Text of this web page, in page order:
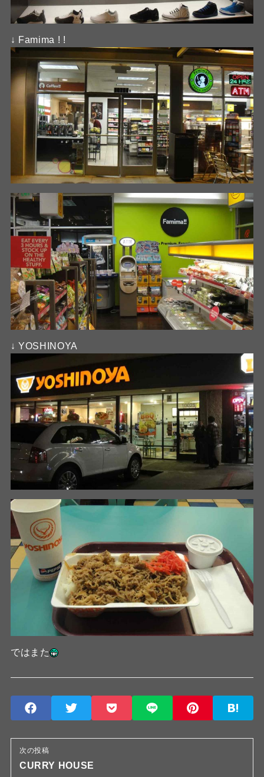
↓ Famima ! !
↓ YOSHINOYA
ではまた
次の投稿
CURRY HOUSE